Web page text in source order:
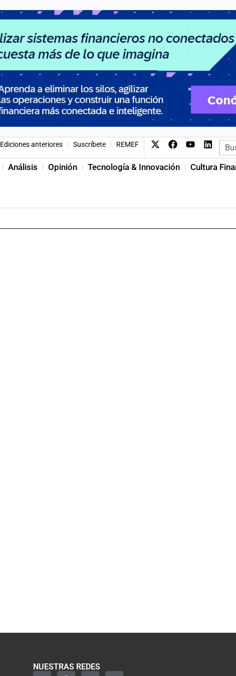
Ediciones anteriores Suscríbete REMEF
Análisis Opinión Tecnología & Innovación Cultura
NUESTRAS REDES